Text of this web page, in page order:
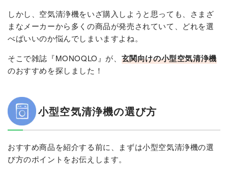
しかし、空気清浄機をいざ購入しようと思っても、さまざ
まなメーカーから多くの商品が発売されていて、どれを選
べばいいのか悩んでしまいますよね。
そこで雑誌『MONOQLO』が、 玄関向けの小型空気清浄機
のおすすめを探しました！
小型空気清浄機の選び方
おすすめ商品を紹介する前に、まずは小型空気清浄機の選
び方のポイントをお伝えします。